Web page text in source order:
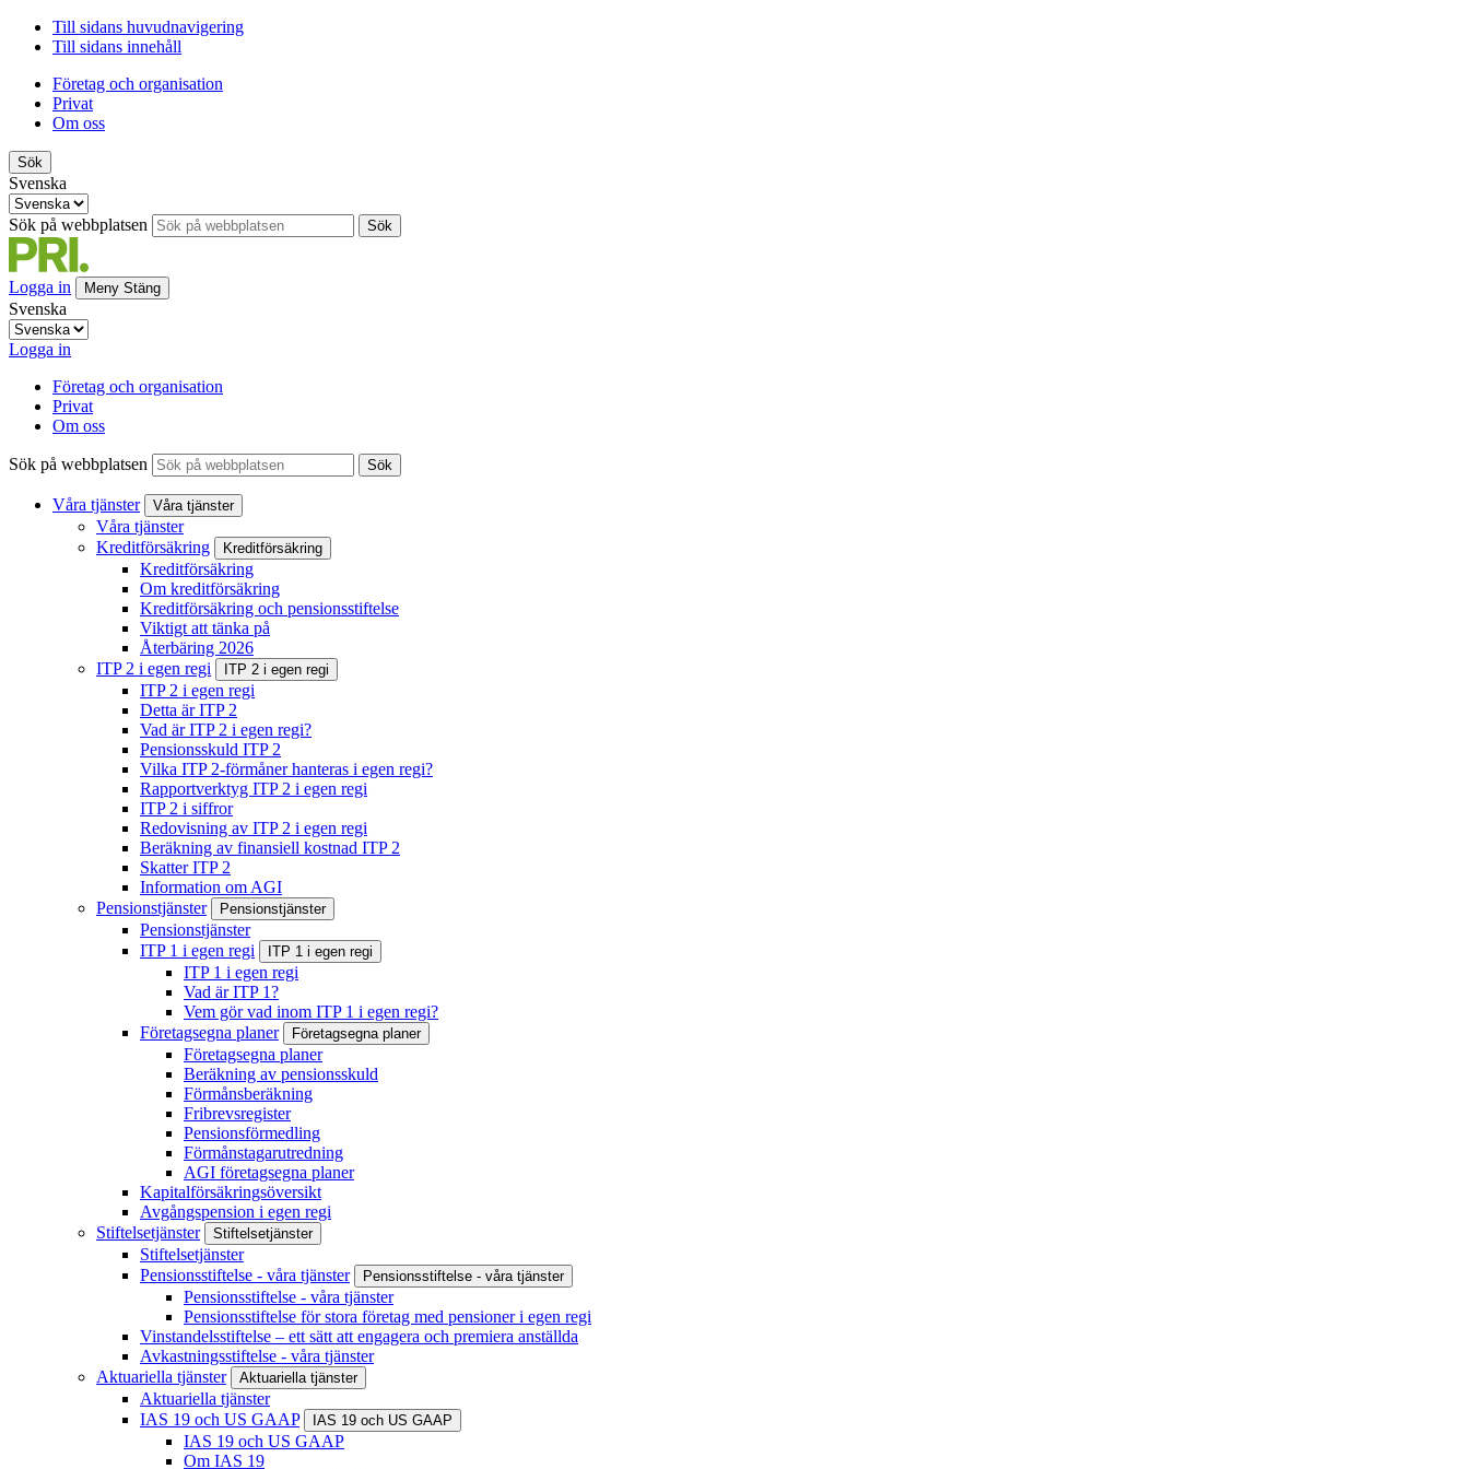
Till sidans huvudnavigering
Till sidans innehåll
Företag och organisation
Privat
Om oss
Sök
Svenska
Sök på webbplatsen Sök
Logga in Meny Stäng
Svenska
Logga in
Företag och organisation
Privat
Om oss
Sök på webbplatsen Sök
Våra tjänster Våra tjänster
Våra tjänster
Kreditförsäkring
Kreditförsäkring
Kreditförsäkring
Om kreditförsäkring
Kreditförsäkring och pensionsstiftelse
Viktigt att tänka på
Återbäring 2026
ITP 2 i egen regi
ITP 2 i egen regi
ITP 2 i egen regi
Detta är ITP 2
Vad är ITP 2 i egen regi?
Pensionsskuld ITP 2
Vilka ITP 2-förmåner hanteras i egen regi?
Rapportverktyg ITP 2 i egen regi
ITP 2 i siffror
Redovisning av ITP 2 i egen regi
Beräkning av finansiell kostnad ITP 2
Skatter ITP 2
Information om AGI
Pensionstjänster
Pensionstjänster
Pensionstjänster
ITP 1 i egen regi
ITP 1 i egen regi
ITP 1 i egen regi
Vad är ITP 1?
Vem gör vad inom ITP 1 i egen regi?
Företagsegna planer
Företagsegna planer
Företagsegna planer
Beräkning av pensionsskuld
Förmånsberäkning
Fribrevsregister
Pensionsförmedling
Förmånstagarutredning
AGI företagsegna planer
Kapitalförsäkringsöversikt
Avgångspension i egen regi
Stiftelsetjänster
Stiftelsetjänster
Stiftelsetjänster
Pensionsstiftelse - våra tjänster
Pensionsstiftelse - våra tjänster
Pensionsstiftelse - våra tjänster
Pensionsstiftelse för stora företag med pensioner i egen regi
Vinstandelsstiftelse – ett sätt att engagera och premiera anställda
Avkastningsstiftelse - våra tjänster
Aktuariella tjänster
Aktuariella tjänster
Aktuariella tjänster
IAS 19 och US GAAP
IAS 19 och US GAAP
IAS 19 och US GAAP
Om IAS 19